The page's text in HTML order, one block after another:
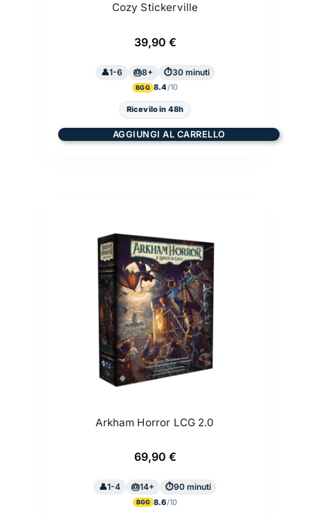
Cozy Stickerville
39,90 €
1-6 8+ 30 minuti
BGG 8.4
Ricevilo in 48h
AGGIUNGI AL CARRELLO
Arkham Horror LCG 2.0
69,90 €
1-4 14+ 90 minuti
BGG 8.6